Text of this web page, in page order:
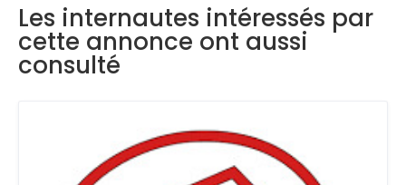
Les internautes intéressés par
cette annonce ont aussi
consulté